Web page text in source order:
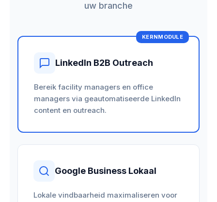
uw branche
KERNMODULE
LinkedIn B2B Outreach
Bereik facility managers en office
managers via geautomatiseerde LinkedIn
content en outreach.
Google Business Lokaal
Lokale vindbaarheid maximaliseren voor